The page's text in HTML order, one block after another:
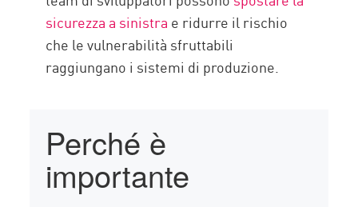
sicurezza a sinistra e ridurre il rischio
che le vulnerabilità sfruttabili
raggiungano i sistemi di produzione.
Perché è
importante